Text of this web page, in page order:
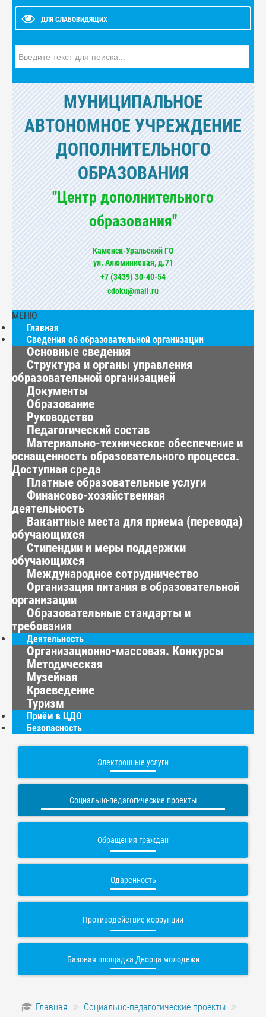
ДЛЯ СЛАБОВИДЯЩИХ
МУНИЦИПАЛЬНОЕ
АВТОНОМНОЕ УЧРЕЖДЕНИЕ
ДОПОЛНИТЕЛЬНОГО
ОБРАЗОВАНИЯ
"Центр дополнительного
образования"
Каменск-Уральский ГО
ул. Алюминиевая, д.71
+7 (3439) 30-40-54
cdoku@mail.ru
МЕНЮ
Главная
Сведения об образовательной организации
Основные сведения
Структура и органы управления
образовательной организацией
Документы
Образование
Руководство
Педагогический состав
Материально-техническое обеспечение и
оснащенность образовательного процесса.
Доступная среда
Платные образовательные услуги
Финансово-хозяйственная
деятельность
Вакантные места для приема (перевода)
обучающихся
Стипендии и меры поддержки
обучающихся
Международное сотрудничество
Организация питания в образовательной
организации
Образовательные стандарты и
требования
Деятельность
Организационно-массовая. Конкурсы
Методическая
Музейная
Краеведение
Туризм
Приём в ЦДО
Безопасность
Электронные услуги
Социально-педагогические проекты
Обращения граждан
Одаренность
Противодействие коррупции
Базовая площадка Дворца молодежи
Главная
Социально-педагогические проекты